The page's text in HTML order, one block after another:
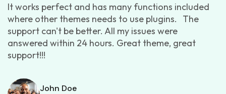
It works perfect and has many functions included
where other themes needs to use plugins. The
support can't be better. All my issues were
answered within 24 hours. Great theme, great
support!!!
John Doe